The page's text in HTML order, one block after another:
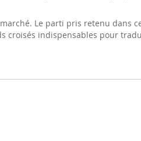
Le parti pris retenu dans
croisés indispensables pour